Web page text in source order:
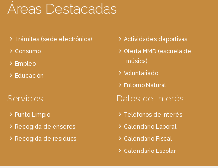
Áreas Destacadas
Trámites (sede electrónica)
Consumo
Empleo
Educación
Actividades deportivas
Oferta MMD (escuela de
música)
Voluntariado
Entorno Natural
Servicios
Punto Limpio
Recogida de enseres
Recogida de residuos
Datos de Interés
Teléfonos de interés
Calendario Laboral
Calendario Fiscal
Calendario Escolar